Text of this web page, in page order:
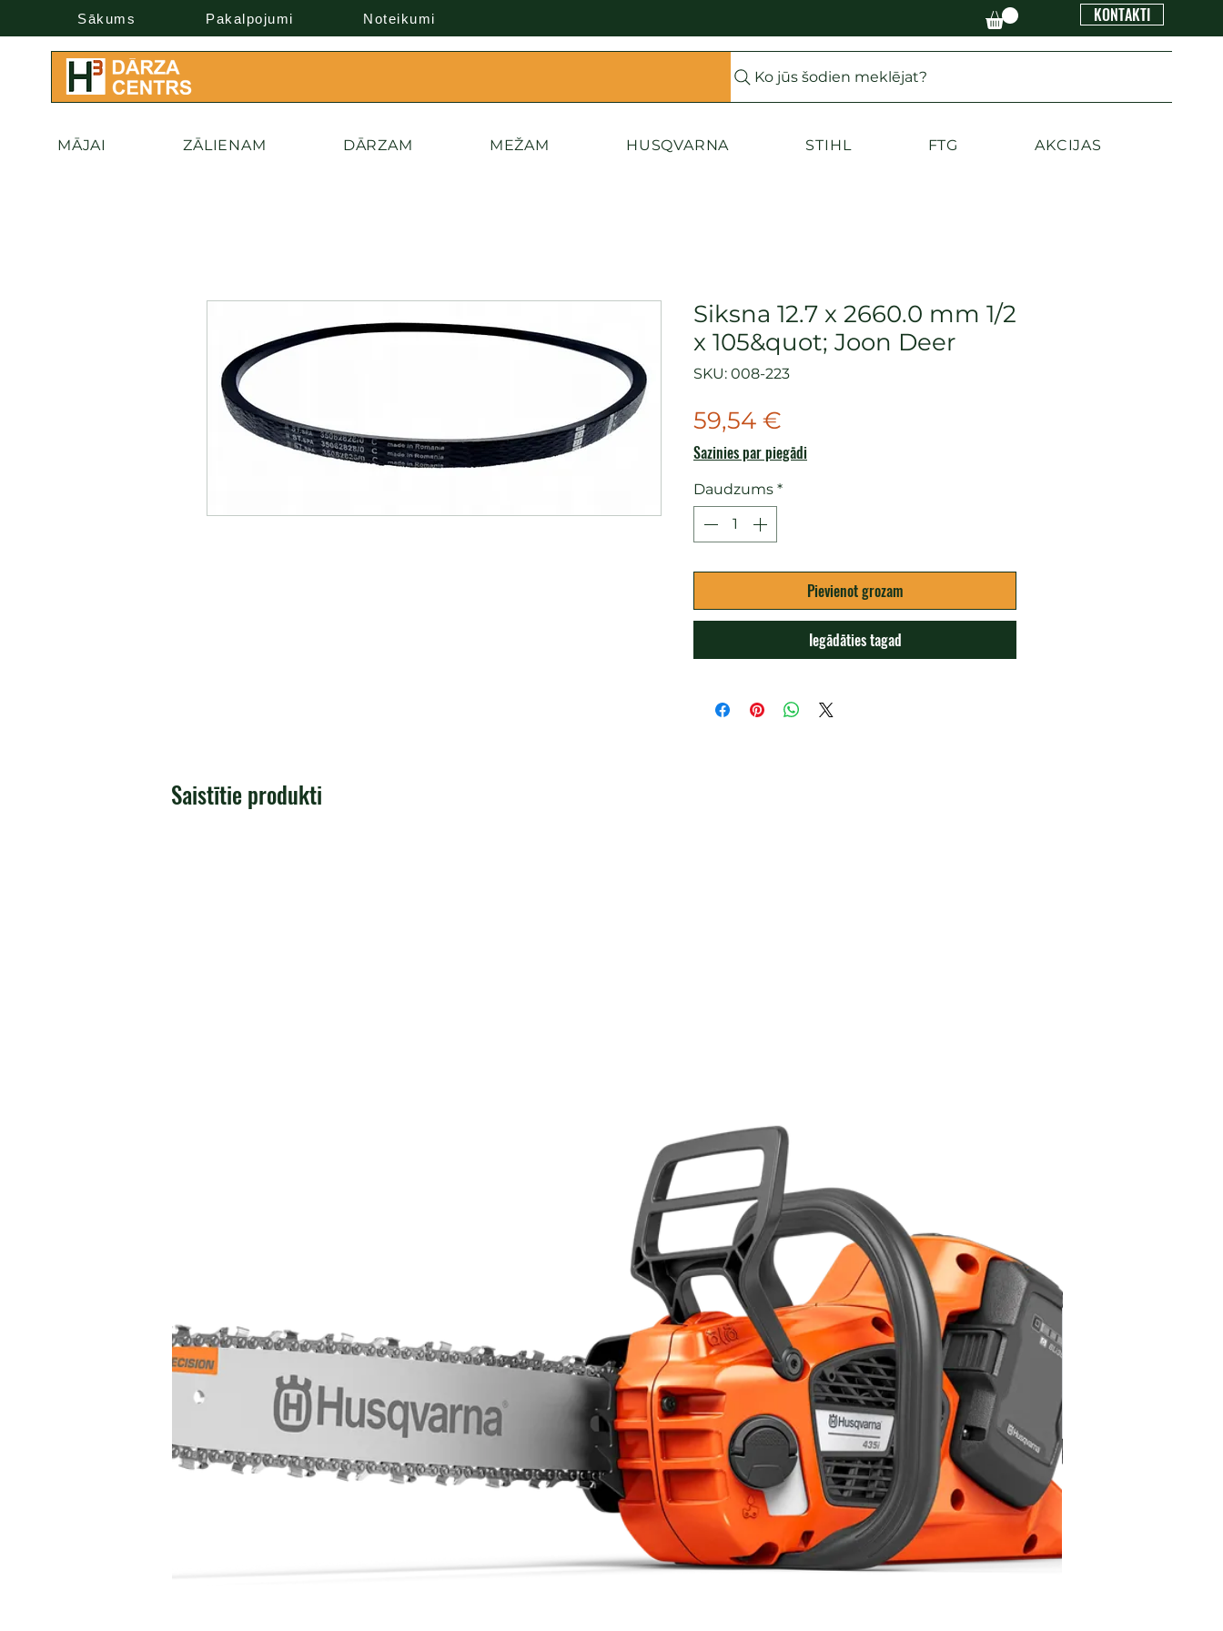
Sākums Pakalpojumi Noteikumi KONTAKTI
Ko jūs šodien meklējat?
MĀJAI ZĀLIENAM DĀRZAM MEŽAM HUSQVARNA STIHL FTG AKCIJAS
Siksna 12.7 x 2660.0 mm 1/2
x 105&quot; Joon Deer
SKU: 008-223
59,54 €
Sazinies par piegādi
Daudzums *
Pievienot grozam
Iegādāties tagad
Saistītie produkti